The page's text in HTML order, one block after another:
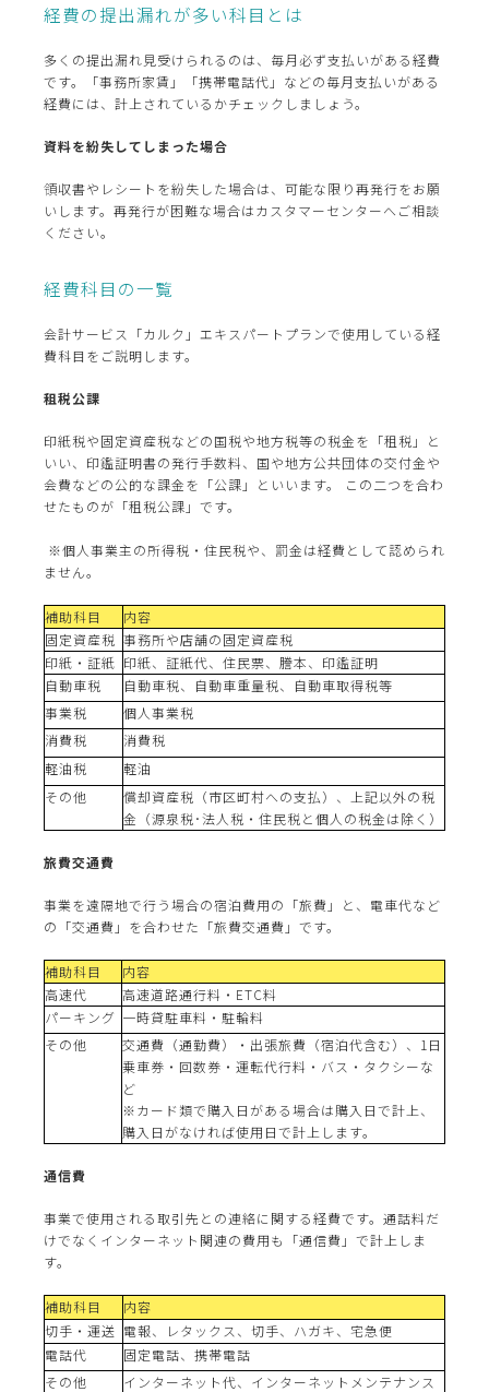
経費の提出漏れが多い科目とは
多くの提出漏れ見受けられるのは、毎月必ず支払いがある経費
です。「事務所家賃」「携帯電話代」などの毎月支払いがある
経費には、計上されているかチェックしましょう。
資料を紛失してしまった場合
領収書やレシートを紛失した場合は、可能な限り再発行をお願
いします。再発行が困難な場合はカスタマーセンターへご相談
ください。
経費科目の一覧
会計サービス「カルク」エキスパートプランで使用している経
費科目をご説明します。
租税公課
印紙税や固定資産税などの国税や地方税等の税金を「租税」と
いい、印鑑証明書の発行手数料、国や地方公共団体の交付金や
会費などの公的な課金を「公課」といいます。 この二つを合わ
せたものが「租税公課」です。
※個人事業主の所得税・住民税や、罰金は経費として認められ
ません。
補助科目
内容
固定資産税 事務所や店舗の固定資産税
印紙・証紙 印紙、証紙代、住民票、謄本、印鑑証明
自動車税
自動車税、自動車重量税、自動車取得税等
事業税
個人事業税
消費税
消費税
軽油税
軽油
その他
償却資産税（市区町村への支払）、上記以外の税
金（源泉税･法人税・住民税と個人の税金は除く）
旅費交通費
事業を遠隔地で行う場合の宿泊費用の「旅費」と、電車代など
の「交通費」を合わせた「旅費交通費」です。
補助科目
内容
高速代
高速道路通行料・ETC料
パーキング 一時貸駐車料・駐輪料
その他
交通費（通勤費）・出張旅費（宿泊代含む）、1日
乗車券・回数券・運転代行料・バス・タクシーな
ど
※カード類で購入日がある場合は購入日で計上、
購入日がなければ使用日で計上します。
通信費
事業で使用される取引先との連絡に関する経費です。通話料だ
けでなくインターネット関連の費用も「通信費」で計上しま
す。
補助科目
内容
切手・運送 電報、レタックス、切手、ハガキ、宅急便
電話代
固定電話、携帯電話
その他
インターネット代、インターネットメンテナンス